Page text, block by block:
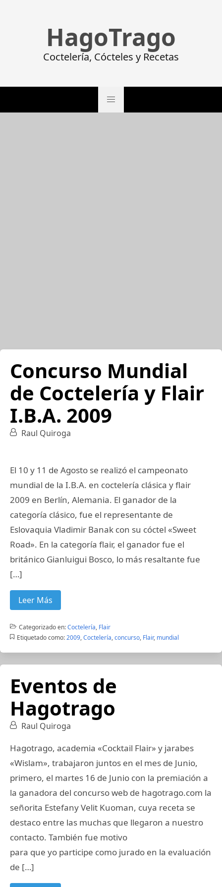
HagoTrago
Coctelería, Cócteles y Recetas
Concurso Mundial
de Coctelería y Flair
I.B.A. 2009
Raul Quiroga
El 10 y 11 de Agosto se realizó el campeonato
mundial de la I.B.A. en coctelería clásica y flair
2009 en Berlín, Alemania. El ganador de la
categoría clásico, fue el representante de
Eslovaquia Vladimir Banak con su cóctel «Sweet
Road». En la categoría flair, el ganador fue el
británico Gianluigui Bosco, lo más resaltante fue
[…]
Leer Más
Categorizado en:Coctelería, Flair
Etiquetado como: 2009,Coctelería,concurso, Flair, mundial
Eventos de
Hagotrago
Raul Quiroga
Hagotrago, academia «Cocktail Flair» y jarabes
«Wislam», trabajaron juntos en el mes de Junio,
primero, el martes 16 de Junio con la premiación a
la ganadora del concurso web de hagotrago.com la
señorita Estefany Velit Kuoman, cuya receta se
destaco entre las muchas que llegaron a nuestro
contacto. También fue motivo
para que yo participe como jurado en la evaluación
de […]